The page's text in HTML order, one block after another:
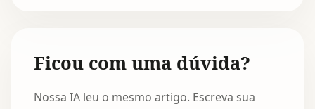
Ficou com uma dúvida?
Nossa IA leu o mesmo artigo. Escreva sua